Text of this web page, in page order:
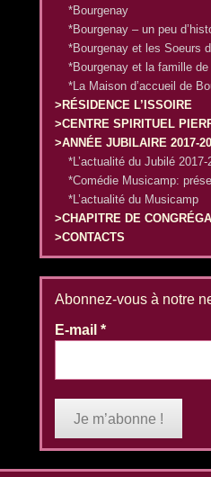
*Bourgenay
*Bourgenay – un peu
*Bourgenay et les Soeurs
*Bourgenay et la famille
*La Maison d’accueil de
>RÉSIDENCE L’ISSOIRE
>CENTRE SPIRITUEL
>ANNÉE JUBILAIRE 2017-
*L’actualité du Jubilé 2017-
*Comédie Musicamp:
*L’actualité du Musicamp
>CHAPITRE DE
>CONTACTS
Abonnez-vous à notre
E-mail*